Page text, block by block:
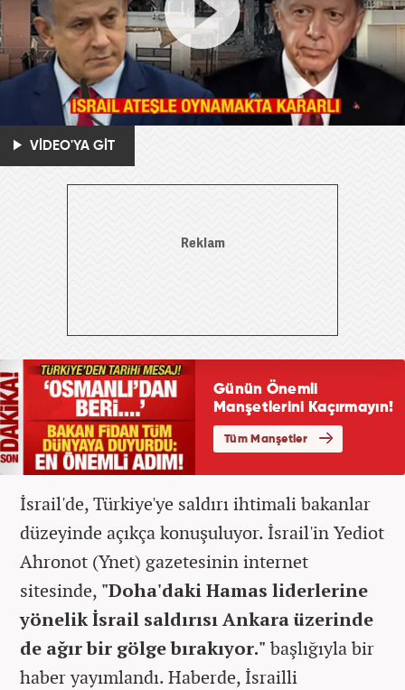
VİDEO'YA GİT
İsrail'de, Türkiye'ye saldırı ihtimali bakanlar
düzeyinde açıkça konuşuluyor. ‎İsrail'in Yediot
Ahronot (Ynet) gazetesinin internet
sitesinde, "Doha'daki Hamas liderlerine
yönelik İsrail saldırısı Ankara üzerinde
de ağır bir gölge bırakıyor." başlığıyla bir
haber yayımlandı. ‎Haberde, İsrailli